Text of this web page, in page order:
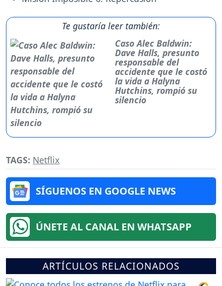
Te gustaría leer también:
Caso Alec Baldwin:
Dave Halls, presunto
responsable del
accidente que le costó
la vida a Halyna
Hutchins, rompió su
silencio
TAGS: Netflix
SÍGUENOS EN GOOGLE NEWS
ÚNETE AL CANAL EN WHATSAPP
ARTÍCULOS RELACIONADOS